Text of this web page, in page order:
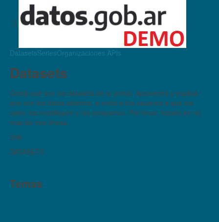
DatasetsSeriesOrganizaciones APIs
Datasets
Contá qué son los datasets de tu portal. Aprovechá y explicá
qué son los datos abiertos, e invitá a tus usuarios a que los
usen, los modifiquen y los compartan. Por favor, hacelo en no
más de tres líneas.
308
DATASETS
Temas